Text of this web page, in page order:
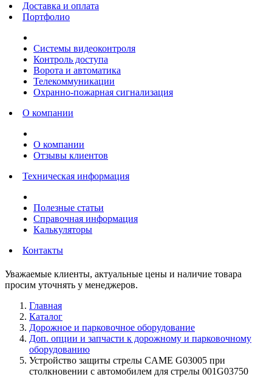
Доставка и оплата
Портфолио
Системы видеоконтроля
Контроль доступа
Ворота и автоматика
Телекоммуникации
Охранно-пожарная сигнализация
О компании
О компании
Отзывы клиентов
Техническая информация
Полезные статьи
Справочная информация
Калькуляторы
Контакты
Уважаемые клиенты, актуальные цены и наличие товара
просим уточнять у менеджеров.
Главная
Каталог
Дорожное и парковочное оборудование
Доп. опции и запчасти к дорожному и парковочному
оборудованию
Устройство защиты стрелы CAME G03005 при
столкновении с автомобилем для стрелы 001G03750